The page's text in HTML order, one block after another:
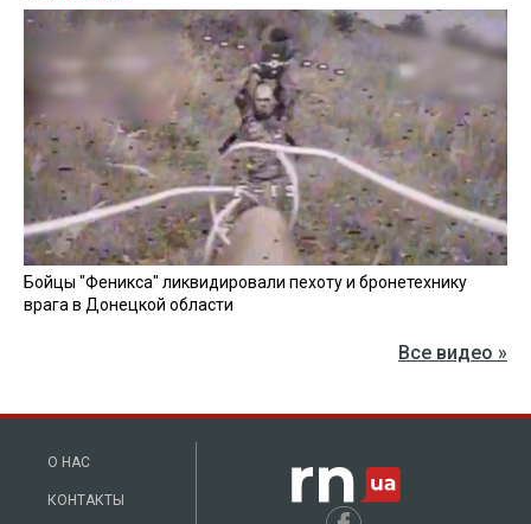
Бойцы "Феникса" ликвидировали пехоту и бронетехнику
врага в Донецкой области
Все видео »
О НАС
КОНТАКТЫ